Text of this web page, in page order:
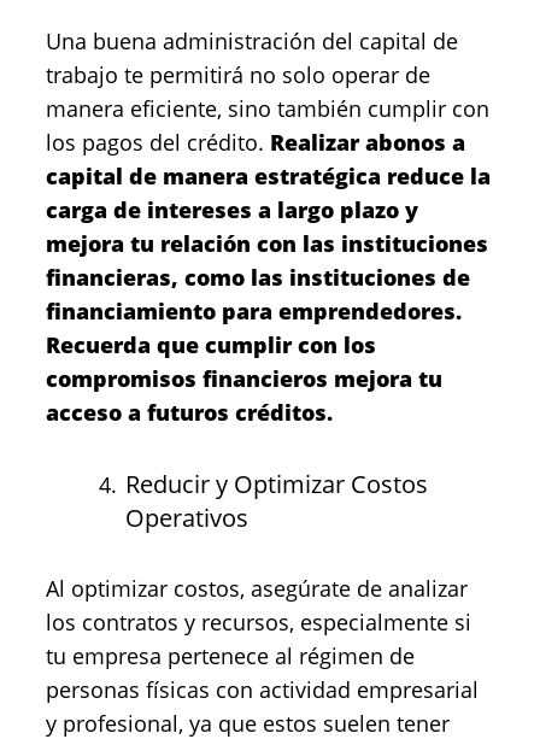
Una buena administración del capital de
trabajo te permitirá no solo operar de
manera eficiente, sino también cumplir con
los pagos del crédito. Realizar abonos a
capital de manera estratégica reduce la
carga de intereses a largo plazo y
mejora tu relación con las instituciones
financieras, como las instituciones de
financiamiento para emprendedores.
Recuerda que cumplir con los
compromisos financieros mejora tu
acceso a futuros créditos.
Reducir y Optimizar Costos
Operativos
Al optimizar costos, asegúrate de analizar
los contratos y recursos, especialmente si
tu empresa pertenece al régimen de
personas físicas con actividad empresarial
y profesional, ya que estos suelen tener